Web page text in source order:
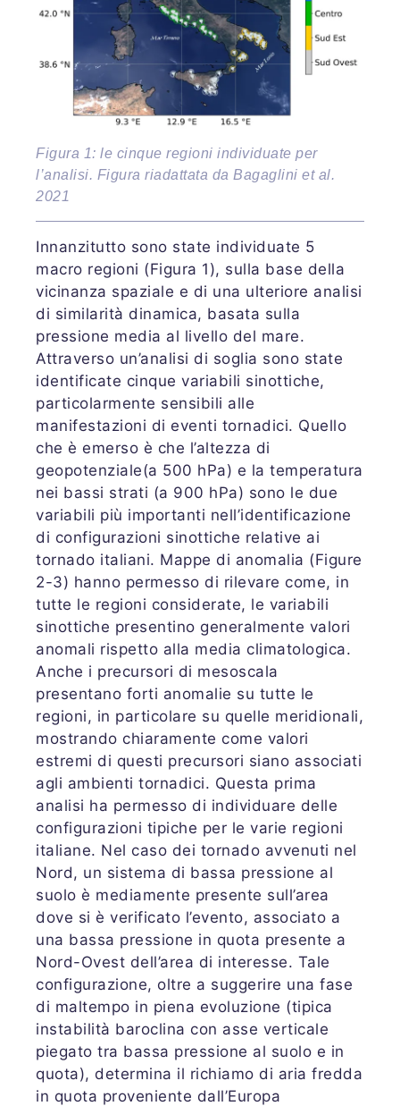
Figura 1: le cinque regioni individuate per
l’analisi. Figura riadattata da Bagaglini et al.
2021
Innanzitutto sono state individuate 5
macro regioni (Figura 1), sulla base della
vicinanza spaziale e di una ulteriore analisi
di similarità dinamica, basata sulla
pressione media al livello del mare.
Attraverso un’analisi di soglia sono state
identificate cinque variabili sinottiche,
particolarmente sensibili alle
manifestazioni di eventi tornadici. Quello
che è emerso è che l’altezza di
geopotenziale(a 500 hPa) e la temperatura
nei bassi strati (a 900 hPa) sono le due
variabili più importanti nell’identificazione
di configurazioni sinottiche relative ai
tornado italiani. Mappe di anomalia (Figure
2-3) hanno permesso di rilevare come, in
tutte le regioni considerate, le variabili
sinottiche presentino generalmente valori
anomali rispetto alla media climatologica.
Anche i precursori di mesoscala
presentano forti anomalie su tutte le
regioni, in particolare su quelle meridionali,
mostrando chiaramente come valori
estremi di questi precursori siano associati
agli ambienti tornadici. Questa prima
analisi ha permesso di individuare delle
configurazioni tipiche per le varie regioni
italiane. Nel caso dei tornado avvenuti nel
Nord, un sistema di bassa pressione al
suolo è mediamente presente sull’area
dove si è verificato l’evento, associato a
una bassa pressione in quota presente a
Nord-Ovest dell’area di interesse. Tale
configurazione, oltre a suggerire una fase
di maltempo in piena evoluzione (tipica
instabilità baroclina con asse verticale
piegato tra bassa pressione al suolo e in
quota), determina il richiamo di aria fredda
in quota proveniente dall’Europa